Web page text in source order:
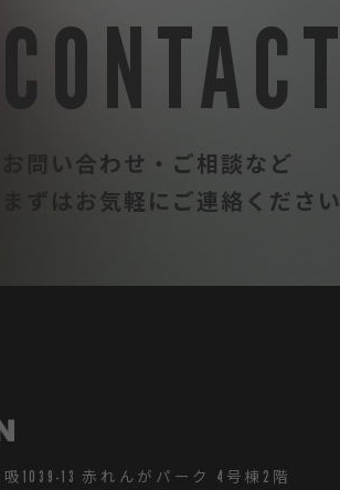
お問い合わせ・ご相談など
まずはお気軽にご連絡ください
CONTACT
1039-13 赤れんがパーク 4号棟2階